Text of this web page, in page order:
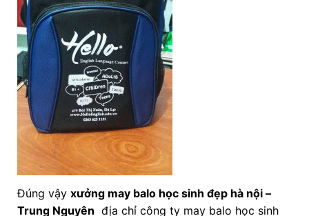
Đúng vậy xưởng may balo học sinh đẹp hà nội–
Trung Nguyên địa chỉ công ty may balo học sinh